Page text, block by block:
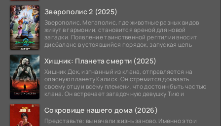
Зверополис 2 (2025)
Зверополис. Мегаполис, где животные разных видов
живут в гармонии, становится ареной для новой
загадки. Появление таинственной рептилии вносит
дисбаланс в устоявшийся порядок, запуская цепь
Хищник: Планета смерти (2025)
Хищник Дек, изгнанный из клана, отправляется на
опасную планету Калиск. Он стремится доказать
своему отцу и всему племени, что достоин быть частью
клана. Он встречает загадочную девушку Тию и
Сокровище нашего дома (2026)
Представьте: вы начали жизнь заново. Именно это и